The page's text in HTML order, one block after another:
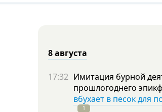
8 августа
17:32 Имитация бурной
прошлогоднего
вбухает в песок для
1